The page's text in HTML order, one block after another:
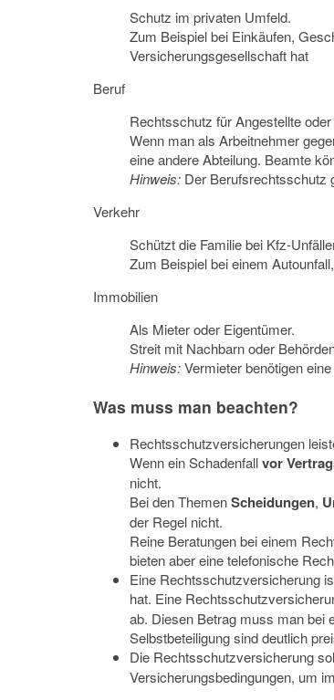
Schutz im privaten Umfeld.
Zum Beispiel bei Einkäufen,
Versicherungsgesellschaft hat
Beruf
Rechtsschutz für Angestellte
Wenn man als Arbeitnehmer
eine andere Abteilung. Beamte
Hinweis: Der Berufsrechtsschutz
Verkehr
Schützt die Familie bei Kfz-
Zum Beispiel bei einem
Immobilien
Als Mieter oder Eigentümer.
Streit mit Nachbarn oder
Hinweis:Vermieter benötigen
Was muss man beachten?
Rechtsschutzversicherungen
Wenn ein Schadenfallvor
nicht.
Bei den ThemenScheidungen,
der Regel nicht.
Reine Beratungen bei einem
bieten aber eine telefonische
Eine Rechtsschutzversicherung
hat. Eine
ab. Diesen Betrag muss man bei
Selbstbeteiligung sind deutlich
Die Rechtsschutzversicherung
Versicherungsbedingungen, um